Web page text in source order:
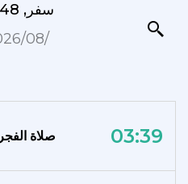
23 سفر, 1448
06‏/08‏/2026
صلاة الفجر 03:39